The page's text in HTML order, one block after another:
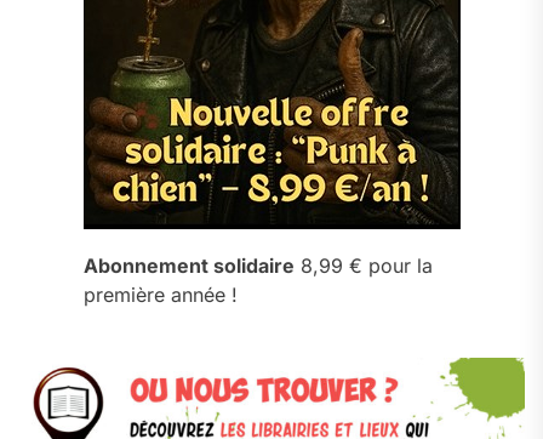
Abonnement solidaire 8,99 € pour la
première année !